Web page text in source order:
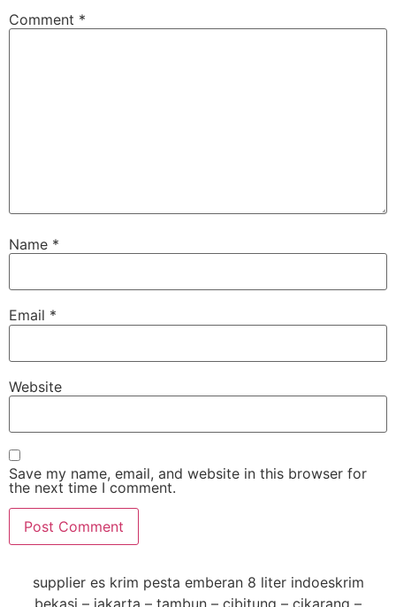
Comment *
Name *
Email *
Website
Save my name, email, and website in this browser for
the next time I comment.
supplier es krim pesta emberan 8 liter indoeskrim